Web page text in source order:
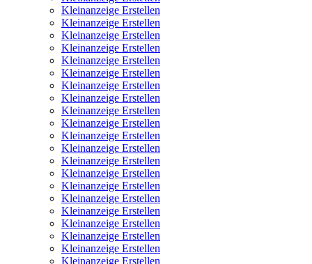
Kleinanzeige Erstellen
Kleinanzeige Erstellen
Kleinanzeige Erstellen
Kleinanzeige Erstellen
Kleinanzeige Erstellen
Kleinanzeige Erstellen
Kleinanzeige Erstellen
Kleinanzeige Erstellen
Kleinanzeige Erstellen
Kleinanzeige Erstellen
Kleinanzeige Erstellen
Kleinanzeige Erstellen
Kleinanzeige Erstellen
Kleinanzeige Erstellen
Kleinanzeige Erstellen
Kleinanzeige Erstellen
Kleinanzeige Erstellen
Kleinanzeige Erstellen
Kleinanzeige Erstellen
Kleinanzeige Erstellen
Kleinanzeige Erstellen